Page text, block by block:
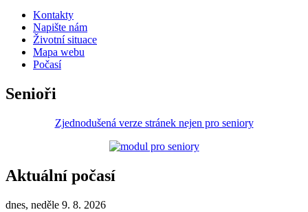
Kontakty
Napište nám
Životní situace
Mapa webu
Počasí
Senioři
Zjednodušená verze stránek nejen pro seniory
Aktuální počasí
dnes, neděle 9. 8. 2026